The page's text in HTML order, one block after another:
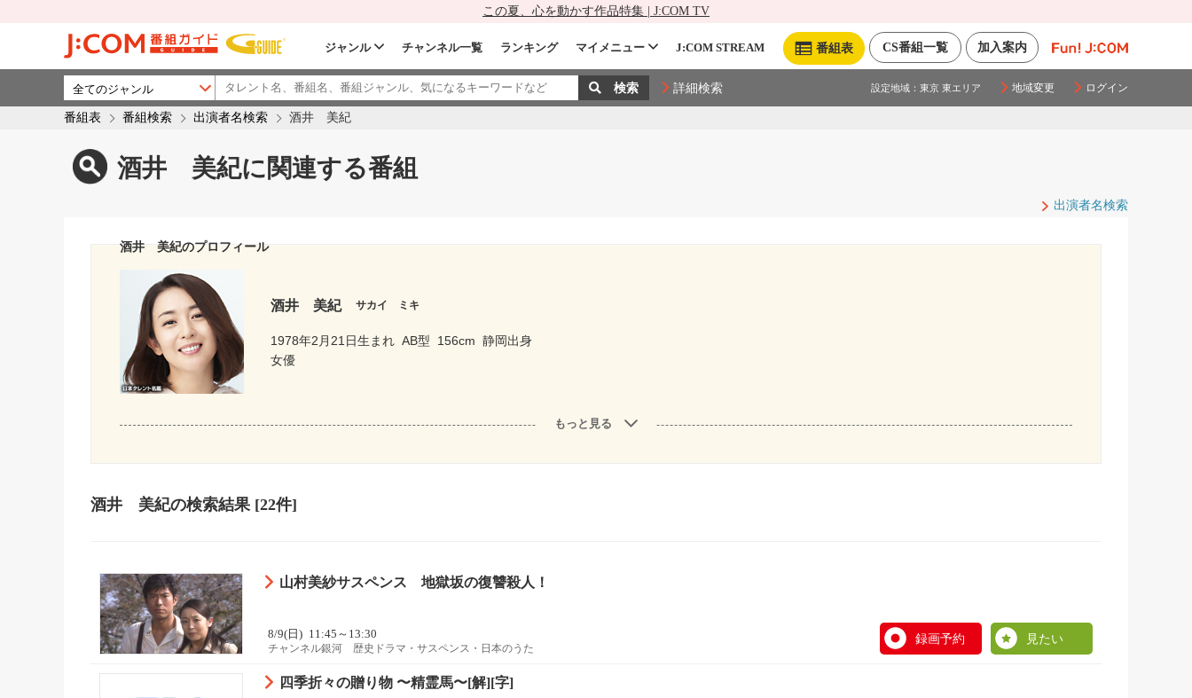
この夏、心を動かす作品特集 | J:COM TV
加入案内
CS番組一覧
番組表
ジャンル チャンネル一覧 ランキング マイメニュー J:COM STREAM
詳細検索 設定地域： 東京 東エリア 地域変更 ログイン
番組表 番組検索 出演者名検索 酒井 美紀
酒井 美紀に関連する番組
出演者名検索
酒井 美紀のプロフィール
酒井 美紀 サカイ ミキ
1978年2月21日生まれ AB型 156cm 静岡出身
女優
もっと見る
酒井 美紀の検索結果 [22件]
山村美紗サスペンス 地獄坂の復讐殺人！
8/9(日) 11:45～13:30
チャンネル銀河 歴史ドラマ・サスペンス・日本のうた
録画予約 見たい
四季折々の贈り物 〜精霊馬〜[解][字]